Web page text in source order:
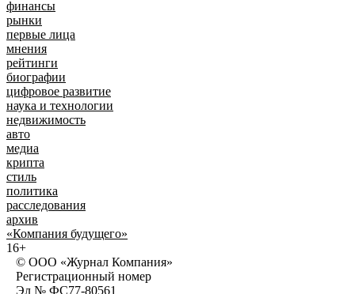
финансы
рынки
первые лица
мнения
рейтинги
биографии
цифровое развитие
наука и технологии
недвижимость
авто
медиа
крипта
стиль
политика
расследования
архив
«Компания будущего»
16+
© ООО «Журнал Компания»
Регистрационный номер
Эл № ФС77-80561